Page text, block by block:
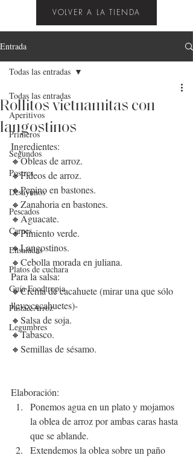
VOLVER A LA TIENDA
Entrada
Todas las entradas
Aperitivos
Primeros
Segundos
Postres
Desayunos
Pescados
Carnes
Ensaladas
Platos de cuchara
Guía Foodtropia
Pasta&Arroz
Legumbres
Todas las entradas
Rollitos vietnamitas con
langostinos
Ingredientes:
🔸Obleas de arroz.
🔸Fideos de arroz.
🔸Pepino en bastones.
🔸Zanahoria en bastones.
🔸Aguacate.
🔸Pimiento verde.
🔸Langostinos.
🔸Cebolla morada en juliana.
Para la salsa:
🔸Crema de cacahuete (mirar una que sólo
lleve cacahuetes)-
🔸Salsa de soja.
🔸Tabasco.
🔸Semillas de sésamo.
Elaboración:
Ponemos agua en un plato y mojamos
la oblea de arroz por ambas caras hasta
que se ablande.
Extendemos la oblea sobre un paño